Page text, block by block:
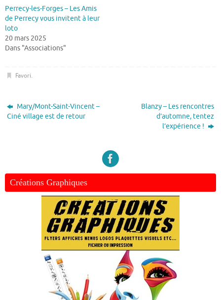
Perrecy-les-Forges – Les Amis
de Perrecy vous invitent à leur
loto
20 mars 2025
Dans "Associations"
Favori.
Mary/Mont-Saint-Vincent –
Ciné village est de retour
Blanzy – Les rencontres
d’automne, tentez
l’expérience !
Créations Graphiques